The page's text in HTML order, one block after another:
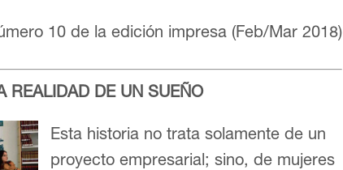
10 de la edición impresa (Feb/Mar 2018)
REALIDAD DE UN SUEÑO
Esta historia no trata solamente de un
proyecto empresarial; sino, de mujeres